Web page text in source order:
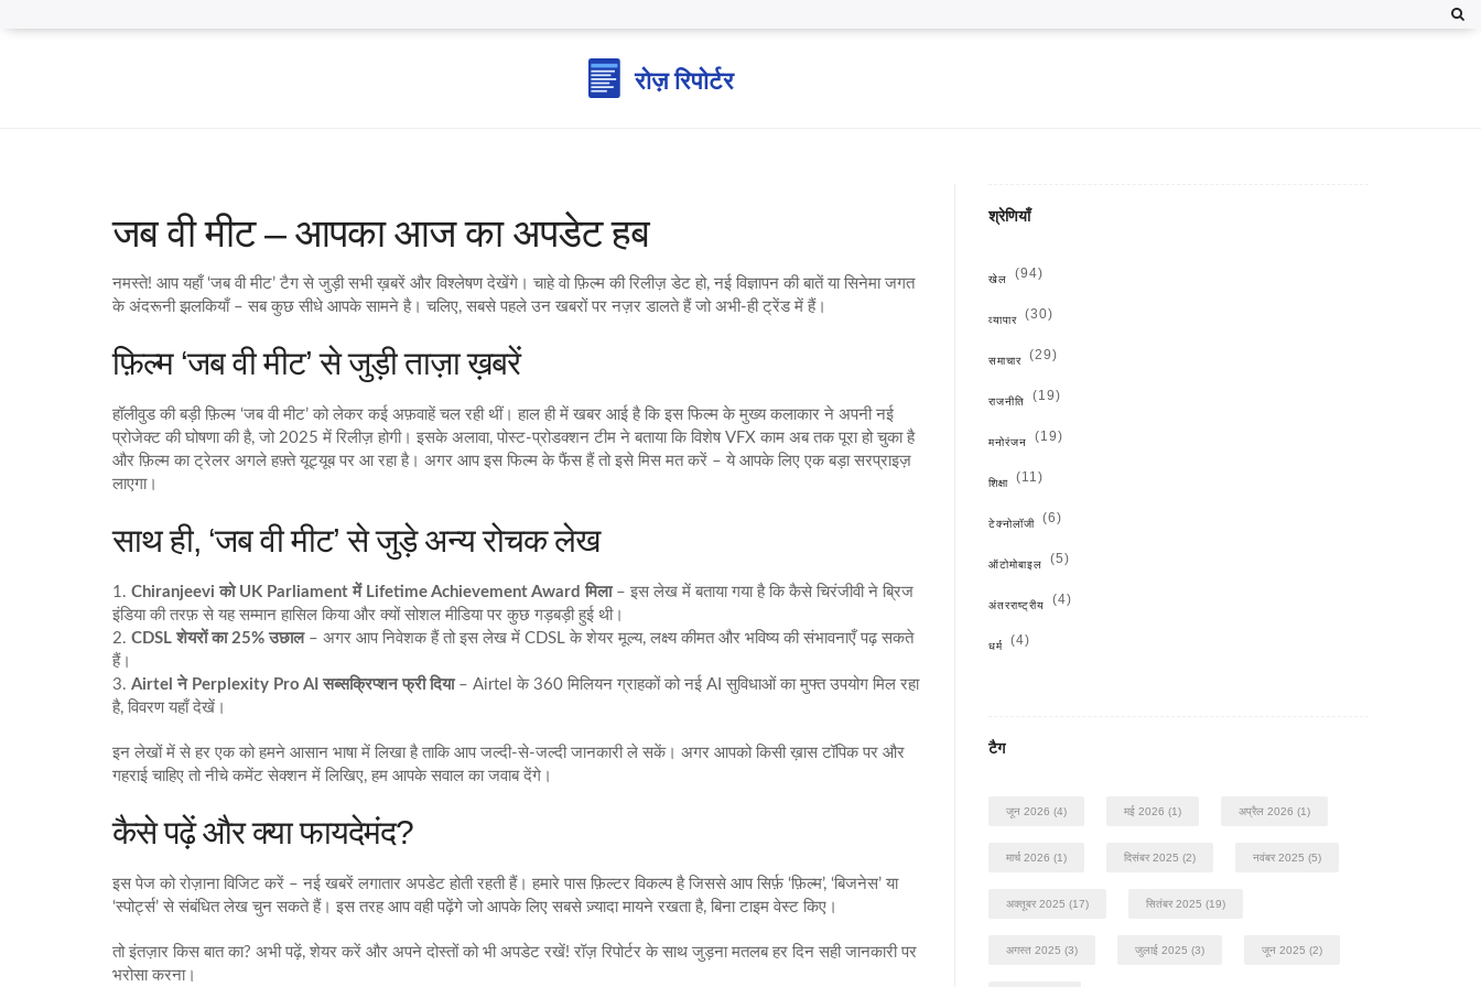
जब वी मीट – आपका आज का अपडेट हब
नमस्ते! आप यहाँ ‘जब वी मीट’ टैग से जुड़ी सभी ख़बरें और विश्लेषण देखेंगे। चाहे वो फ़िल्म की रिलीज़ डेट हो, नई विज्ञापन की बातें या सिनेमा जगत
के अंदरूनी झलकियाँ – सब कुछ सीधे आपके सामने है। चलिए, सबसे पहले उन खबरों पर नज़र डालते हैं जो अभी‑ही ट्रेंड में हैं।
फ़िल्म ‘जब वी मीट’ से जुड़ी ताज़ा ख़बरें
हॉलीवुड की बड़ी फ़िल्म ‘जब वी मीट’ को लेकर कई अफ़वाहें चल रही थीं। हाल ही में खबर आई है कि इस फिल्म के मुख्य कलाकार ने अपनी नई
प्रोजेक्ट की घोषणा की है, जो 2025 में रिलीज़ होगी। इसके अलावा, पोस्ट‑प्रोडक्शन टीम ने बताया कि विशेष VFX काम अब तक पूरा हो चुका है
और फ़िल्म का ट्रेलर अगले हफ़्ते यूट्यूब पर आ रहा है। अगर आप इस फिल्म के फैंस हैं तो इसे मिस मत करें – ये आपके लिए एक बड़ा सरप्राइज़
लाएगा।
साथ ही, ‘जब वी मीट’ से जुड़े अन्य रोचक लेख
1. Chiranjeevi को UK Parliament में Lifetime Achievement Award मिला– इस लेख में बताया गया है कि कैसे चिरंजीवी ने ब्रिज
इंडिया की तरफ़ से यह सम्मान हासिल किया और क्यों सोशल मीडिया पर कुछ गड़बड़ी हुई थी।
2. CDSL शेयरों का 25% उछाल– अगर आप निवेशक हैं तो इस लेख में CDSL के शेयर मूल्य, लक्ष्य कीमत और भविष्य की संभावनाएँ पढ़ सकते
हैं।
3. Airtel ने Perplexity Pro AI सब्सक्रिप्शन फ्री दिया– Airtel के 360 मिलियन ग्राहकों को नई AI सुविधाओं का मुफ्त उपयोग मिल रहा
है, विवरण यहाँ देखें।
इन लेखों में से हर एक को हमने आसान भाषा में लिखा है ताकि आप जल्दी‑से‑जल्दी जानकारी ले सकें। अगर आपको किसी ख़ास टॉपिक पर और
गहराई चाहिए तो नीचे कमेंट सेक्शन में लिखिए, हम आपके सवाल का जवाब देंगे।
कैसे पढ़ें और क्या फायदेमंद?
इस पेज को रोज़ाना विजिट करें – नई खबरें लगातार अपडेट होती रहती हैं। हमारे पास फ़िल्टर विकल्प है जिससे आप सिर्फ़ ‘फ़िल्म’, ‘बिजनेस’ या
‘स्पोर्ट्स’ से संबंधित लेख चुन सकते हैं। इस तरह आप वही पढ़ेंगे जो आपके लिए सबसे ज़्यादा मायने रखता है, बिना टाइम वेस्ट किए।
तो इंतज़ार किस बात का? अभी पढ़ें, शेयर करें और अपने दोस्तों को भी अपडेट रखें! रॉज़ रिपोर्टर के साथ जुड़ना मतलब हर दिन सही जानकारी पर
भरोसा करना।
श्रेणियाँ
खेल (94)
व्यापार (30)
समाचार (29)
राजनीति (19)
मनोरंजन (19)
शिक्षा (11)
टेक्नोलॉजी (6)
ऑटोमोबाइल (5)
अंतरराष्ट्रीय (4)
धर्म (4)
टैग
जून 2026 (4) मई 2026 (1) अप्रैल 2026 (1)
मार्च 2026 (1) दिसंबर 2025 (2) नवंबर 2025 (5)
अक्तूबर 2025 (17) सितंबर 2025 (19)
अगस्त 2025 (3) जुलाई 2025 (3) जून 2025 (2)